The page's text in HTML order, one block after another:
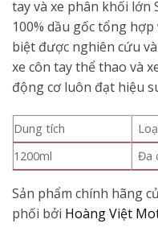
tay và xe phân khối lớn
100% dầu gốc tổng
biệt được nghiên cứu
xe côn tay thể thao và
động cơ luôn đạt hiệu
Dung tích
1200ml
Đa
Sản phẩm chính hãng
phối bởi Hoàng Việt